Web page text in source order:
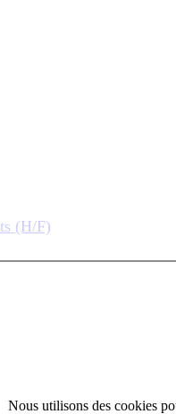
Nous utilisons des cookies
(H/F)